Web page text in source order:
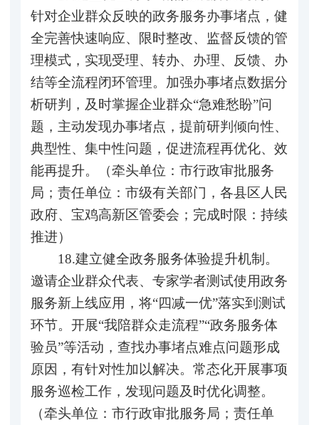
针对企业群众反映的政务服务办事堵点，健
全完善快速响应、限时整改、监督反馈的管
理模式，实现受理、转办、办理、反馈、办
结等全流程闭环管理。加强办事堵点数据分
析研判，及时掌握企业群众“急难愁盼”问
题，主动发现办事堵点，提前研判倾向性、
典型性、集中性问题，促进流程再优化、效
能再提升。（牵头单位：市行政审批服务
局；责任单位：市级有关部门，各县区人民
政府、宝鸡高新区管委会；完成时限：持续
推进）
18.建立健全政务服务体验提升机制。
邀请企业群众代表、专家学者测试使用政务
服务新上线应用，将“四减一优”落实到测试
环节。开展“我陪群众走流程”“政务服务体
验员”等活动，查找办事堵点难点问题形成
原因，有针对性加以解决。常态化开展事项
服务巡检工作，发现问题及时优化调整。
（牵头单位：市行政审批服务局；责任单